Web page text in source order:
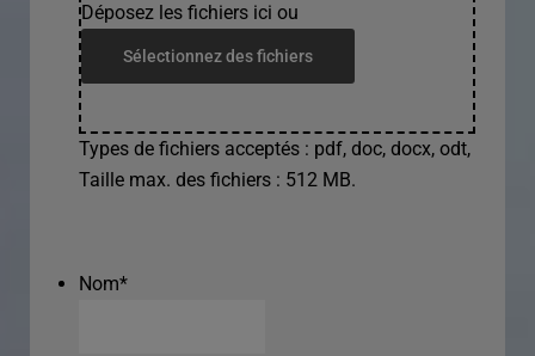
Déposez les fichiers ici ou
Sélectionnez des fichiers
Types de fichiers acceptés : pdf, doc, docx, odt,
Taille max. des fichiers : 512 MB.
Nom*